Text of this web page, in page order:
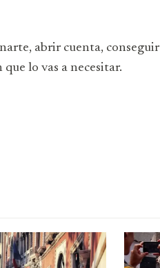
abrir cuenta, conseguir
lo vas a necesitar.